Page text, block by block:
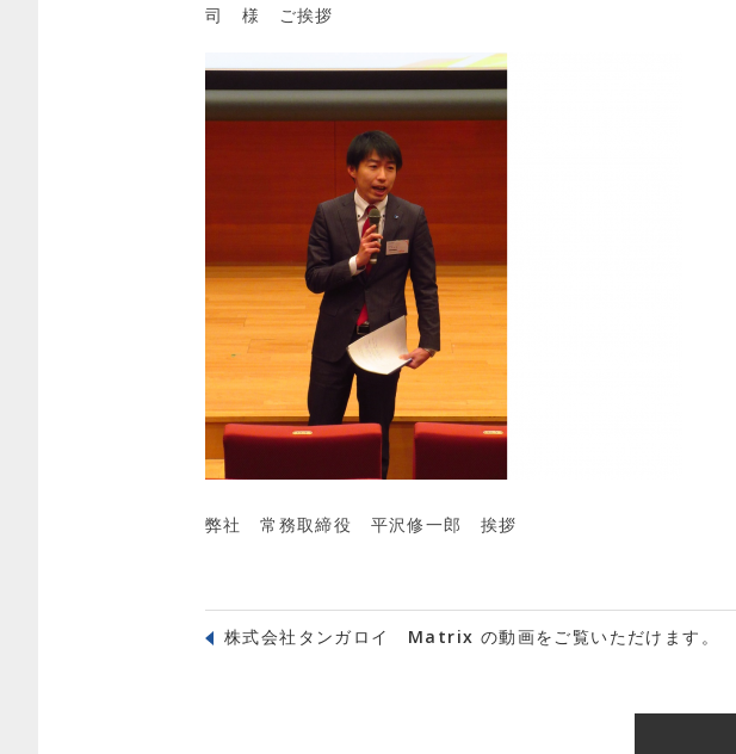
司 様 ご挨拶
弊社 常務取締役 平沢修一郎 挨拶
株式会社タンガロイ Matrix の動画をご覧いただけます。